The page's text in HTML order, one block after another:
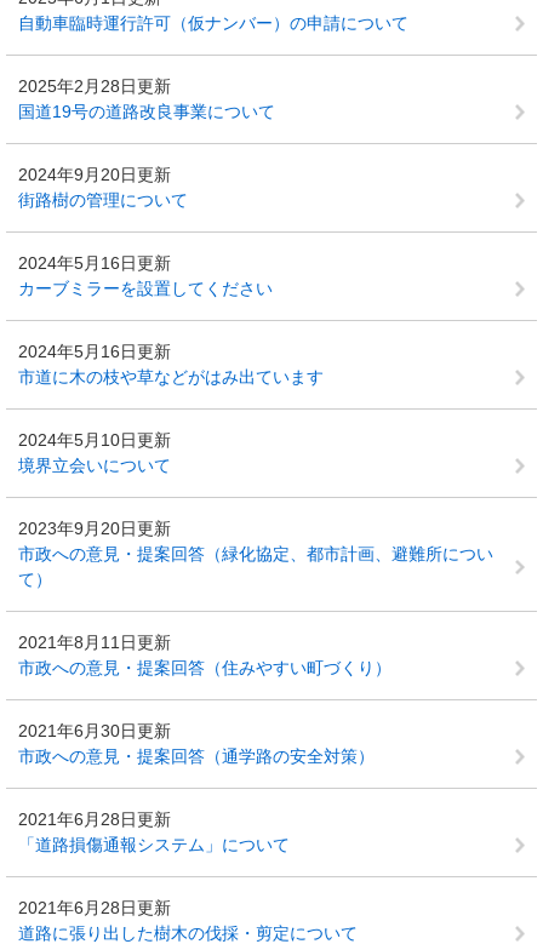
自動車臨時運行許可（仮ナンバー）の申請について
2025年2月28日更新
国道19号の道路改良事業について
2024年9月20日更新
街路樹の管理について
2024年5月16日更新
カーブミラーを設置してください
2024年5月16日更新
市道に木の枝や草などがはみ出ています
2024年5月10日更新
境界立会いについて
2023年9月20日更新
市政への意見・提案回答（緑化協定、都市計画、避難所につい
て）
2021年8月11日更新
市政への意見・提案回答（住みやすい町づくり）
2021年6月30日更新
市政への意見・提案回答（通学路の安全対策）
2021年6月28日更新
「道路損傷通報システム」について
2021年6月28日更新
道路に張り出した樹木の伐採・剪定について